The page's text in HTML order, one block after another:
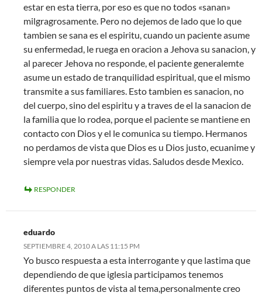
estar en esta tierra, por eso es que no todos «sanan»
milgragrosamente. Pero no dejemos de lado que lo que
tambien se sana es el espiritu, cuando un paciente asume
su enfermedad, le ruega en oracion a Jehova su sanacion, y
al parecer Jehova no responde, el paciente generalemte
asume un estado de tranquilidad espiritual, que el mismo
transmite a sus familiares. Esto tambien es sanacion, no
del cuerpo, sino del espiritu y a traves de el la sanacion de
la familia que lo rodea, porque el paciente se mantiene en
contacto con Dios y el le comunica su tiempo. Hermanos
no perdamos de vista que Dios es u Dios justo, ecuanime y
siempre vela por nuestras vidas. Saludos desde Mexico.
RESPONDER
eduardo
SEPTIEMBRE 4, 2010 A LAS 11:15 PM
Yo busco respuesta a esta interrogante y que lastima que
dependiendo de que iglesia participamos tenemos
diferentes puntos de vista al tema,personalmente creo